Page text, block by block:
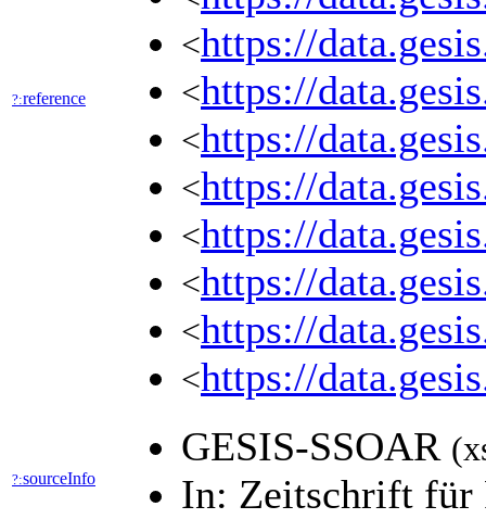
?:reference
<https://
<https://
<https://
<https://
<https://
<https://
<https://
<https://
?:sourceInfo
GESIS-SSOAR
In: Zeitschrift für